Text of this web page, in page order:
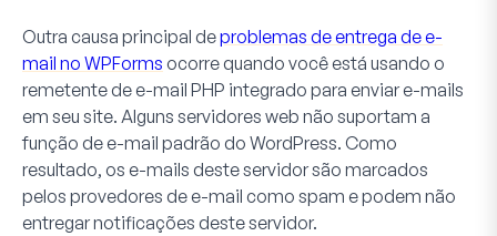
Outra causa principal deproblemas de entrega de e-
mail no WPForms ocorre quando você está usando o
remetente de e-mail PHP integrado para enviar e-mails
em seu site. Alguns servidores web não suportam a
função de e-mail padrão do WordPress. Como
resultado, os e-mails deste servidor são marcados
pelos provedores de e-mail como spam e podem não
entregar notificações deste servidor.